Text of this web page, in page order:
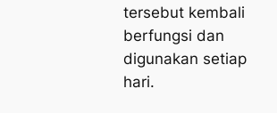
tersebut kembali
berfungsi dan
digunakan setiap
hari.